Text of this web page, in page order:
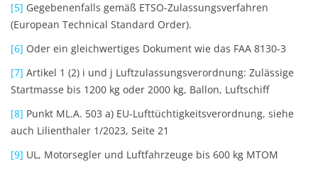
[5] Gegebenenfalls gemäß ETSO-Zulassungsverfahren
(European Technical Standard Order).
[6] Oder ein gleichwertiges Dokument wie das FAA 8130-3
[7] Artikel 1 (2) i und j Luftzulassungsverordnung: Zulässige
Startmasse bis 1200 kg oder 2000 kg, Ballon, Luftschiff
[8] Punkt ML.A. 503 a) EU-Lufttüchtigkeitsverordnung, siehe
auch Lilienthaler 1/2023, Seite 21
[9] UL, Motorsegler und Luftfahrzeuge bis 600 kg MTOM